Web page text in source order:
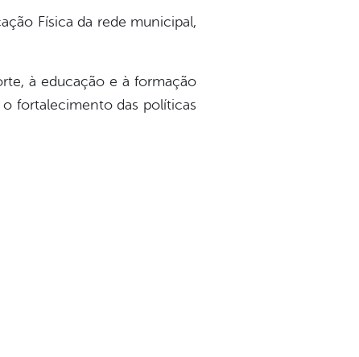
Física da rede municipal,
à educação e à formação
fortalecimento das políticas